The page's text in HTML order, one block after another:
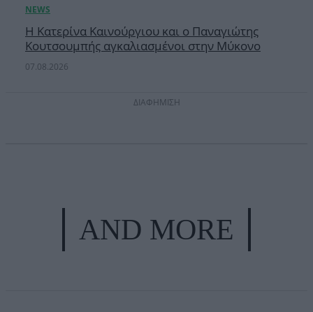
Η Κατερίνα Καινούργιου και ο Παναγιώτης
Κουτσουμπής αγκαλιασμένοι στην Μύκονο
07.08.2026
ΔΙΑΦΗΜΙΣΗ
AND MORE